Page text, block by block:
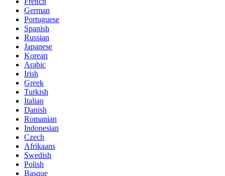
German
Portuguese
Spanish
Russian
Japanese
Korean
Arabic
Irish
Greek
Turkish
Italian
Danish
Romanian
Indonesian
Czech
Afrikaans
Swedish
Polish
Basque